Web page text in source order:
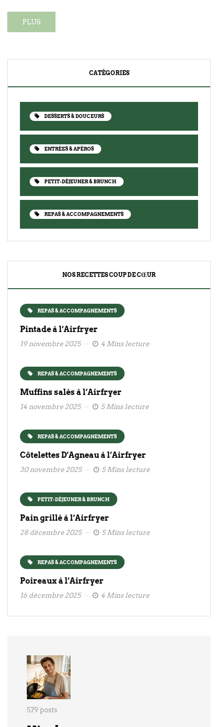
PLUS
CATÉGORIES
DESSERTS & DOUCEURS
ENTRÉES & APÉROS
PETIT-DÉJEUNER & BRUNCH
REPAS & ACCOMPAGNEMENTS
NOS RECETTES COUP DE CŒUR
REPAS & ACCOMPAGNEMENTS
Pintade à l’Airfryer
19 novembre 2025 4 Mins lecture
REPAS & ACCOMPAGNEMENTS
Muffins salés à l’Airfryer
14 novembre 2025 5 Mins lecture
REPAS & ACCOMPAGNEMENTS
Côtelettes D’Agneau à l’Airfryer
30 novembre 2025 5 Mins lecture
PETIT-DÉJEUNER & BRUNCH
Pain grillé à l’Airfryer
28 décembre 2025 5 Mins lecture
REPAS & ACCOMPAGNEMENTS
Poireaux à l’Airfryer
16 décembre 2025 4 Mins lecture
579 posts